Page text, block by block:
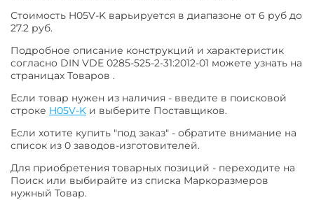
Стоимость H05V-K варьируется в диапазоне от 6 руб до
27.2 руб.
Подробное описание конструкций и характеристик
согласно DIN VDE 0285-525-2-31:2012-01 можете узнать на
страницах Товаров .
Если товар нужен из наличия - введите в поисковой
строке H05V-K и выберите Поставщиков.
Если хотите купить "под заказ" - обратите внимание на
список из 0 заводов-изготовителей.
Для приобретения товарных позиций - переходите на
Поиск или выбирайте из списка Маркоразмеров
нужный Товар.